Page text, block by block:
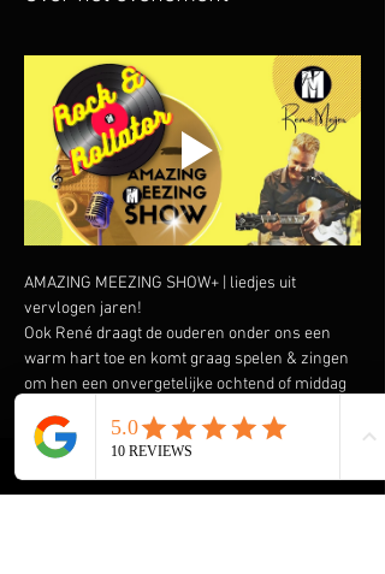
AMAZING MEEZING SHOW+ | liedjes uit
vervlogen jaren!
Ook René draagt de ouderen onder ons een
warm hart toe en komt graag spelen & zingen
om hen een onvergetelijke ochtend of middag
MEEZING SHOW+ samengesteld met liedjes uit
vervlogen tijden.  Liedjes van onder andere
Wim Sonneveld, Ja Zuster Nee Zuster, Rob de